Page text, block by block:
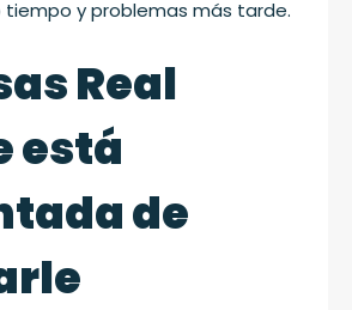
tiempo y problemas más tarde.
Real
está
de